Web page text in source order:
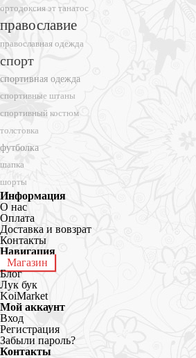
ортодоксия эт танатос
православие
православная одежда
спорт
спортивная одежда
спортивные штаны
спортивный костюм
толстовка
футболка
шапка
шорты
Информация
О нас
Оплата
Доставка и вовзрат
Контакты
Навигация
Магазин
Блог
Лук бук
KoiMarket
Мой аккаунт
Вход
Регистрация
Забыли пароль?
Контакты